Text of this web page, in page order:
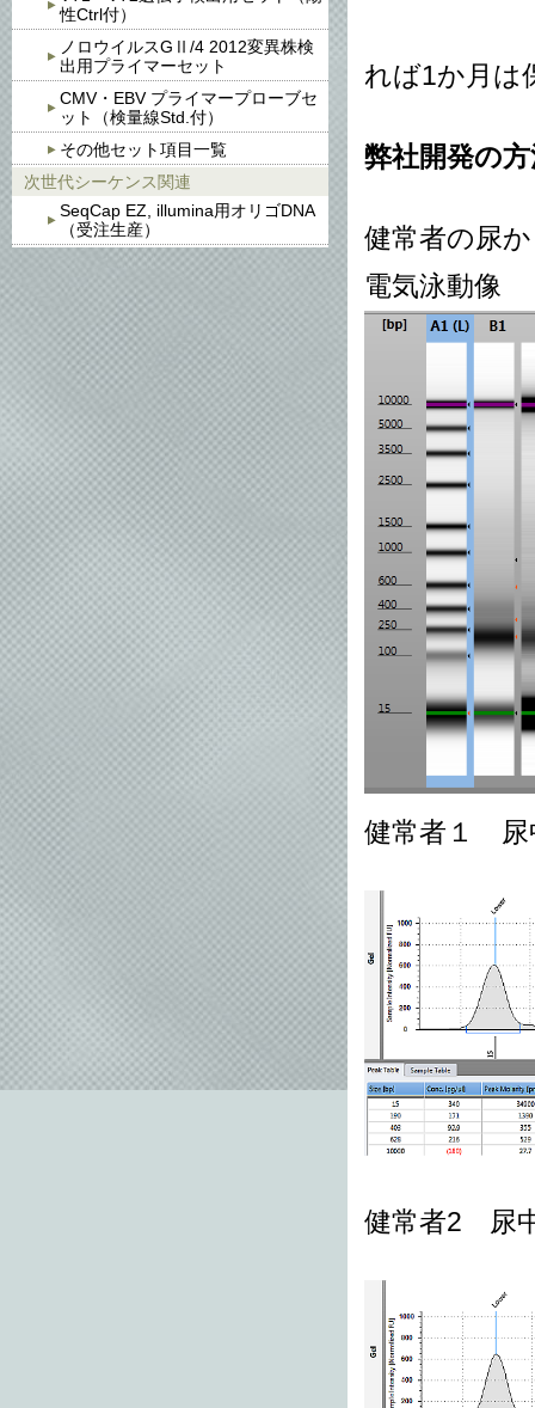
性Ctrl付）
ノロウイルスGⅡ/4 2012変異株検
出用プライマーセット
CMV・EBV プライマープローブセ
ット（検量線Std.付）
その他セット項目一覧
次世代シーケンス関連
SeqCap EZ, illumina用オリゴDNA
（受注生産）
れば1か月は
弊社開発の
健常者の尿
電気泳動像
健常者１ 尿
健常者2 尿